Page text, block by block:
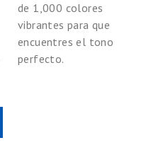
de 1,000 colores
vibrantes para que
encuentres el tono
perfecto.